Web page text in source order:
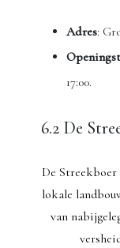
Adres:
17:00.
6.2 De
De
lokale
van